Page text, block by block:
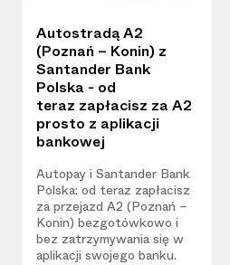
Autostradą A2
(Poznań – Konin) z
Santander Bank
Polska - od
teraz zapłacisz za A2
prosto z aplikacji
bankowej
Autopay i Santander Bank
Polska: od teraz zapłacisz
za przejazd A2 (Poznań –
Konin) bezgotówkowo i
bez zatrzymywania się w
aplikacji swojego banku.